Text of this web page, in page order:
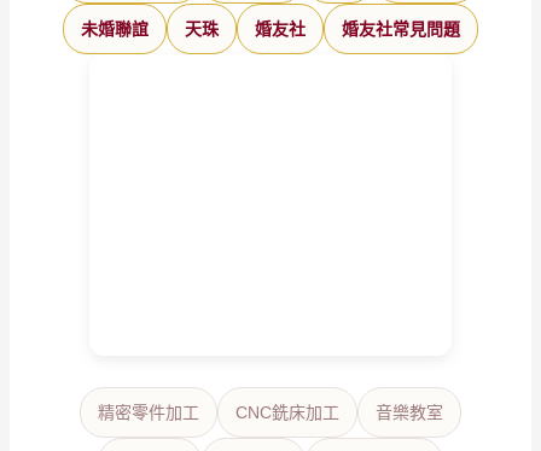
未婚聯誼 天珠 婚友社 婚友社常見問題
精密零件加工 CNC銑床加工 音樂教室